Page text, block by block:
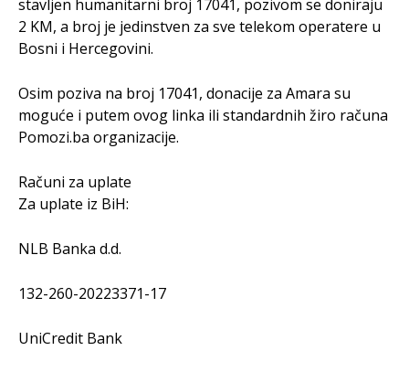
stavljen humanitarni broj 17041, pozivom se doniraju
2 KM, a broj je jedinstven za sve telekom operatere u
Bosni i Hercegovini.
Osim poziva na broj 17041, donacije za Amara su
moguće i putem ovog linka ili standardnih žiro računa
Pomozi.ba organizacije.
Računi za uplate
Za uplate iz BiH:
NLB Banka d.d.
132-260-20223371-17
UniCredit Bank